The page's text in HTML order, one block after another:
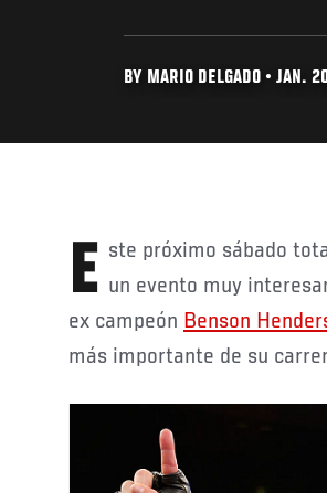
BY MARIO DELGADO • JAN.
Este próximo sábado
un evento muy
ex campeón Benson
más importante de su